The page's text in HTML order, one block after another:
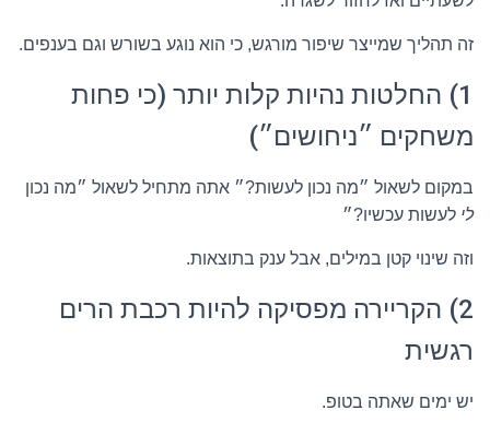
זה תהליך שמייצר שיפור מורגש, כי הוא נוגע בשורש וגם בענפים.
1) החלטות נהיות קלות יותר (כי פחות
משחקים ״ניחושים״)
במקום לשאול ״מה נכון לעשות?״ אתה מתחיל לשאול ״מה נכון
לי לעשות עכשיו?״
וזה שינוי קטן במילים, אבל ענק בתוצאות.
2) הקריירה מפסיקה להיות רכבת הרים
רגשית
יש ימים שאתה בטופ.